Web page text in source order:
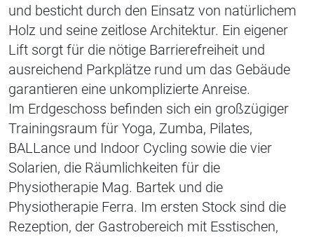
und besticht durch den Einsatz von natürlichem
Holz und seine zeitlose Architektur. Ein eigener
Lift sorgt für die nötige Barrierefreiheit und
ausreichend Parkplätze rund um das Gebäude
garantieren eine unkomplizierte Anreise.
Im Erdgeschoss befinden sich ein großzügiger
Trainingsraum für Yoga, Zumba, Pilates,
BALLance und Indoor Cycling sowie die vier
Solarien, die Räumlichkeiten für die
Physiotherapie Mag. Bartek und die
Physiotherapie Ferra. Im ersten Stock sind die
Rezeption, der Gastrobereich mit Esstischen,